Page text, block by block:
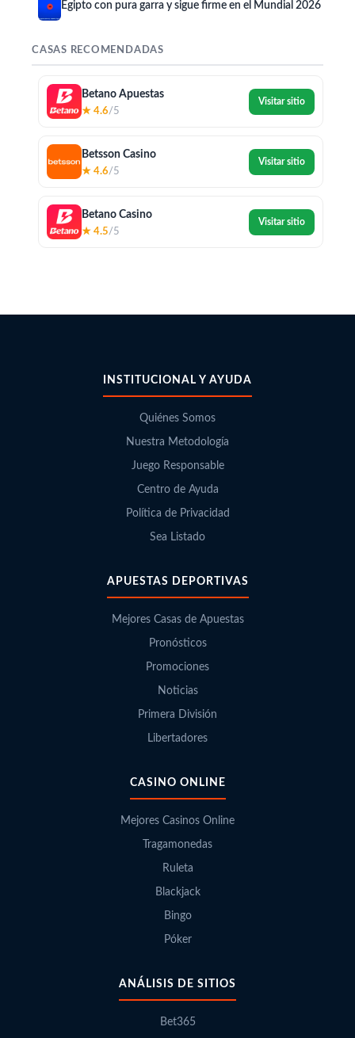
Egipto con pura garra y sigue firme en el Mundial 2026
CASAS RECOMENDADAS
Betano Apuestas
★ 4.6/5
Visitar sitio
Betsson Casino
★ 4.6/5
Visitar sitio
Betano Casino
★ 4.5/5
Visitar sitio
INSTITUCIONAL Y AYUDA
Quiénes Somos
Nuestra Metodología
Juego Responsable
Centro de Ayuda
Política de Privacidad
Sea Listado
APUESTAS DEPORTIVAS
Mejores Casas de Apuestas
Pronósticos
Promociones
Noticias
Primera División
Libertadores
CASINO ONLINE
Mejores Casinos Online
Tragamonedas
Ruleta
Blackjack
Bingo
Póker
ANÁLISIS DE SITIOS
Bet365